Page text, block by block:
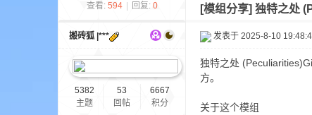
查看: 594 回复: 0 [模组分享] 独特之处
搬砖狐 |***
5382
主题
53
回帖
6667
积分
发表于 2025-8-10
独特之处
方。
关于这个模组